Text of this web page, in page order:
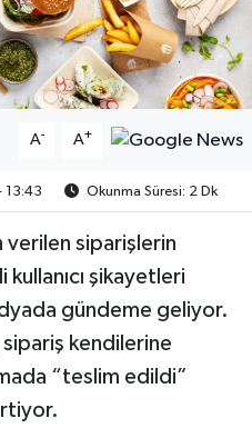
A- A+
13:43 Okunma Süresi: 2 Dk
verilen siparişlerin
şikayetleri
gündeme geliyor.
sipariş kendilerine
“teslim edildi”